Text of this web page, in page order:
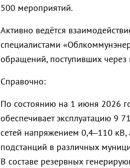
500 мероприятий.
Активно ведётся
специалистами
обращений, поступивших через
Справочно:
По состоянию на 1 июня 2026
обеспечивает эксплуатацию 9
сетей напряжением 0,4–110
подстанций в различных
В составе резервных